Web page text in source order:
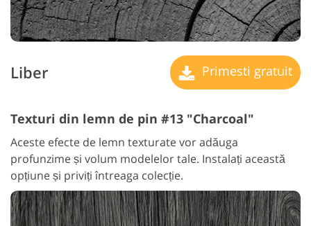
Liber Primesti gratuit
Texturi din lemn de pin #13 "Charcoal"
Aceste efecte de lemn texturate vor adăuga
profunzime și volum modelelor tale. Instalați această
opțiune și priviți întreaga colecție.